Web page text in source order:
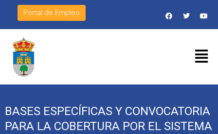
Portal de Empleo
BASES ESPECÍFICAS Y CONVOCATORIA
PARA LA COBERTURA POR EL SISTEMA